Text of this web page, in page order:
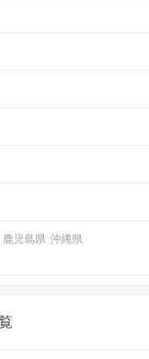
鹿児島県 沖縄県